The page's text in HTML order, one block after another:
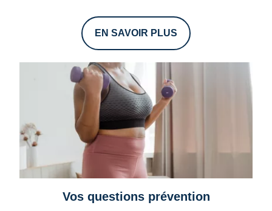
EN SAVOIR PLUS
Vos questions prévention